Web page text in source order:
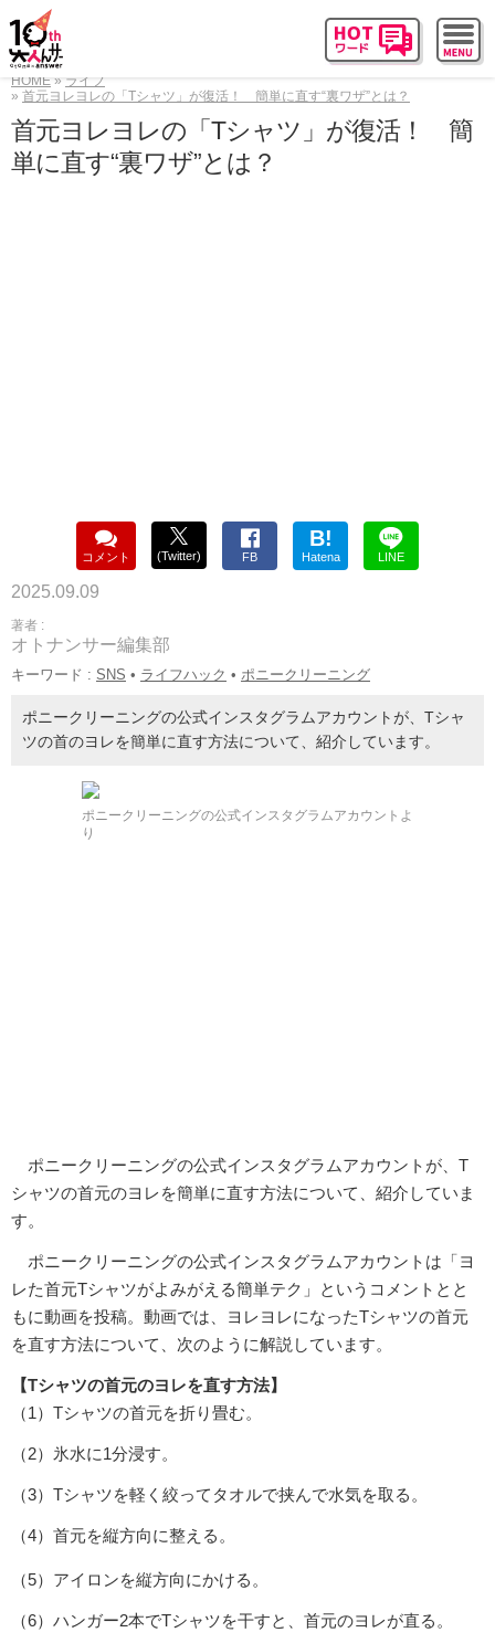
HOME
ライフ
首元ヨレヨレの「Tシャツ」が復活！ 簡単に直す“裏ワザ”とは？
首元ヨレヨレの「Tシャツ」が復活！ 簡
単に直す“裏ワザ”とは？
コメント (Twitter) FB
B!
Hatena LINE
2025.09.09
著者 :
オトナンサー編集部
キーワード : SNS • ライフハック • ポニークリーニング
ポニークリーニングの公式インスタグラムアカウントが、Tシャ
ツの首のヨレを簡単に直す方法について、紹介しています。
ポニークリーニングの公式インスタグラムアカウントよ
り
ポニークリーニングの公式インスタグラムアカウントが、T
シャツの首元のヨレを簡単に直す方法について、紹介していま
す。
ポニークリーニングの公式インスタグラムアカウントは「ヨ
レた首元Tシャツがよみがえる簡単テク」というコメントとと
もに動画を投稿。動画では、ヨレヨレになったTシャツの首元
を直す方法について、次のように解説しています。
【Tシャツの首元のヨレを直す方法】
（1）Tシャツの首元を折り畳む。
（2）氷水に1分浸す。
（3）Tシャツを軽く絞ってタオルで挟んで水気を取る。
（4）首元を縦方向に整える。
（5）アイロンを縦方向にかける。
（6）ハンガー2本でTシャツを干すと、首元のヨレが直る。